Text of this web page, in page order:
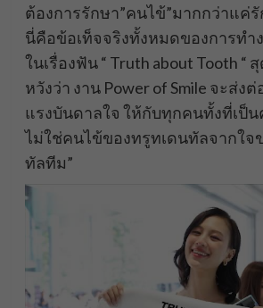
ต้องการรักษา”คนไข้”มากกว่าแค่
นี่คือข้อเท็จจริงทั้งหมดของการทำ
ในเรื่องฟัน “ Truth about Tooth “
หวังว่า งาน Power of Smile จะส่ง
แรงบันดาลใจ ให้กับทุกคนทั้งที่เป็
ไม่ใช่คนไข้ของทรูทเดนทัลจากใจ
ทัลทีม”